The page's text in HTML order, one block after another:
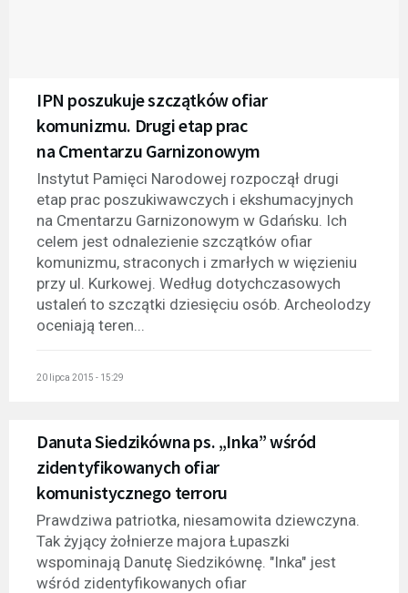
IPN poszukuje szczątków ofiar
komunizmu. Drugi etap prac
na Cmentarzu Garnizonowym
Instytut Pamięci Narodowej rozpoczął drugi
etap prac poszukiwawczych i ekshumacyjnych
na Cmentarzu Garnizonowym w Gdańsku. Ich
celem jest odnalezienie szczątków ofiar
komunizmu, straconych i zmarłych w więzieniu
przy ul. Kurkowej. Według dotychczasowych
ustaleń to szczątki dziesięciu osób. Archeolodzy
oceniają teren...
20 lipca 2015 - 15:29
Danuta Siedzikówna ps. „Inka” wśród
zidentyfikowanych ofiar
komunistycznego terroru
Prawdziwa patriotka, niesamowita dziewczyna.
Tak żyjący żołnierze majora Łupaszki
wspominają Danutę Siedzikównę. "Inka" jest
wśród zidentyfikowanych ofiar